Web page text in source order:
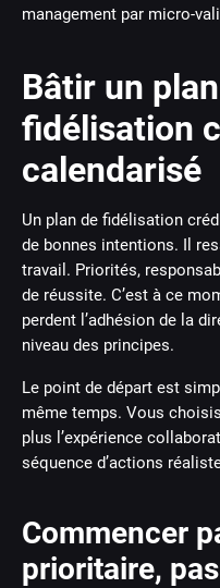
management par micro-
Bâtir un
fidélisation
calendarisé
Un plan de fidélisation
de bonnes intentions. Il
travail. Priorités,
de réussite. C’est à ce
perdent l’adhésion de la
niveau des principes.
Le point de départ est
même temps. Vous
plus l’expérience
séquence d’actions
Commencer
prioritaire,